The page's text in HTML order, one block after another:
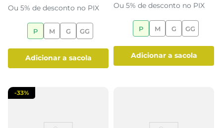
Ou 5% de desconto no PIX
P M G GG
adicionar a sacola
Ou 5% de desconto no PIX
P M G GG
adicionar a sacola
-33%